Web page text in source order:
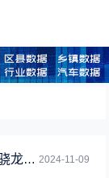
2024-11-09
就懂了